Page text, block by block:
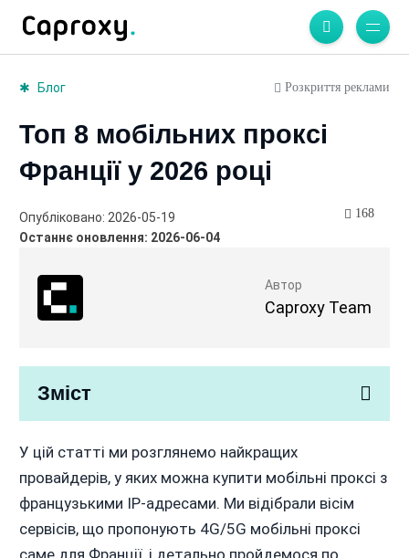
Блог Розкриття реклами
Топ 8 мобільних проксі
Франції у 2026 році
Автор
Caproxy Team
Опубліковано: 2026-05-19
Останнє оновлення: 2026-06-04
168
Зміст
У цій статті ми розглянемо найкращих
провайдерів, у яких можна купити мобільні проксі з
французькими IP-адресами. Ми відібрали вісім
сервісів, що пропонують 4G/5G мобільні проксі